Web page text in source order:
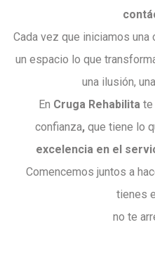
Cada vez que iniciamos
un espacio lo que
una ilusión,
En Cruga Rehabilita te
confianza, que tiene lo
excelencia en el
Comencemos juntos a
tienes
no te